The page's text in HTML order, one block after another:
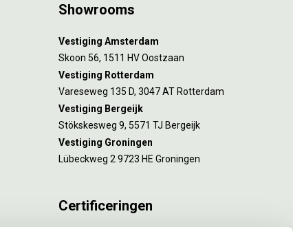
Showrooms
Vestiging Amsterdam
Skoon 56, 1511 HV Oostzaan
Vestiging Rotterdam
Vareseweg 135 D, 3047 AT Rotterdam
Vestiging Bergeijk
Stökskesweg 9, 5571 TJ Bergeijk
Vestiging Groningen
Lübeckweg 2 9723 HE Groningen
Certificeringen